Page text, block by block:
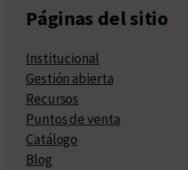
Páginas del sitio
Institucional
Gestión abierta
Recursos
Puntos de venta
Catálogo
Blog